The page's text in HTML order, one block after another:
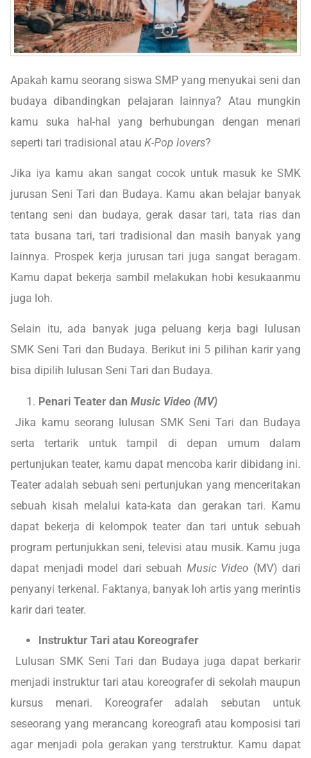
Apakah kamu seorang siswa SMP yang menyukai seni dan
budaya dibandingkan pelajaran lainnya? Atau mungkin
kamu suka hal-hal yang berhubungan dengan menari
seperti tari tradisional atau K-Pop lovers?
Jika iya kamu akan sangat cocok untuk masuk ke SMK
jurusan Seni Tari dan Budaya. Kamu akan belajar banyak
tentang seni dan budaya, gerak dasar tari, tata rias dan
tata busana tari, tari tradisional dan masih banyak yang
lainnya. Prospek kerja jurusan tari juga sangat beragam.
Kamu dapat bekerja sambil melakukan hobi kesukaanmu
juga loh.
Selain itu, ada banyak juga peluang kerja bagi lulusan
SMK Seni Tari dan Budaya. Berikut ini 5 pilihan karir yang
bisa dipilih lulusan Seni Tari dan Budaya.
Penari Teater dan Music Video (MV)
Jika kamu seorang lulusan SMK Seni Tari dan Budaya
serta tertarik untuk tampil di depan umum dalam
pertunjukan teater, kamu dapat mencoba karir dibidang ini.
Teater adalah sebuah seni pertunjukan yang menceritakan
sebuah kisah melalui kata-kata dan gerakan tari. Kamu
dapat bekerja di kelompok teater dan tari untuk sebuah
program pertunjukkan seni, televisi atau musik. Kamu juga
dapat menjadi model dari sebuah Music Video (MV) dari
penyanyi terkenal. Faktanya, banyak loh artis yang merintis
karir dari teater.
Instruktur Tari atau Koreografer
Lulusan SMK Seni Tari dan Budaya juga dapat berkarir
menjadi instruktur tari atau koreografer di sekolah maupun
kursus menari. Koreografer adalah sebutan untuk
seseorang yang merancang koreografi atau komposisi tari
agar menjadi pola gerakan yang terstruktur. Kamu dapat